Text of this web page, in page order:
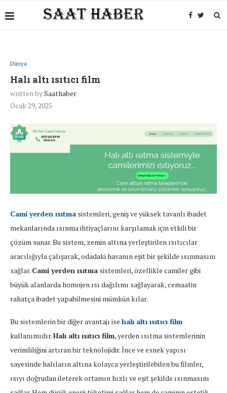
Dünya
Halı altı ısıtıcı film
written bySaathaber
Ocak 29, 2025
Cami yerden ısıtma sistemleri, geniş ve yüksek tavanlı ibadet
mekanlarında ısınma ihtiyaçlarını karşılamak için etkili bir
çözüm sunar. Bu sistem, zemin altına yerleştirilen ısıtıcılar
aracılığıyla çalışarak, odadaki havanın eşit bir şekilde ısınmasını
sağlar. Cami yerden ısıtma sistemleri, özellikle camiler gibi
büyük alanlarda homojen ısı dağılımı sağlayarak, cemaatin
rahatça ibadet yapabilmesini mümkün kılar.
Bu sistemlerin bir diğer avantajı ise halı altı ısıtıcı film
kullanımıdır.Halı altı ısıtıcı film, yerden ısıtma sistemlerinin
verimliliğini artıran bir teknolojidir. İnce ve esnek yapısı
sayesinde halıların altına kolayca yerleştirilebilen bu filmler,
ısıyı doğrudan ileterek ortamın hızlı ve eşit şekilde ısınmasını